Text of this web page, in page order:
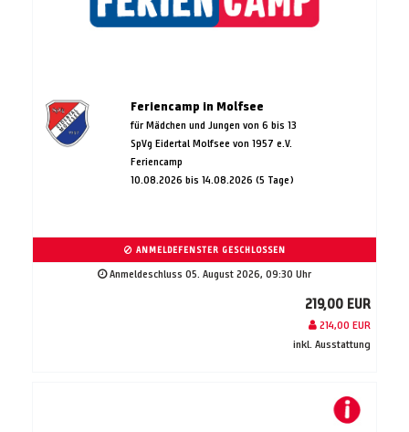
Feriencamp in Molfsee
für Mädchen und Jungen von 6 bis 13
SpVg Eidertal Molfsee von 1957 e.V.
Feriencamp
10.08.2026 bis 14.08.2026 (5 Tage)
ANMELDEFENSTER GESCHLOSSEN
Anmeldeschluss 05. August 2026, 09:30 Uhr
219,00 EUR
214,00 EUR
inkl. Ausstattung